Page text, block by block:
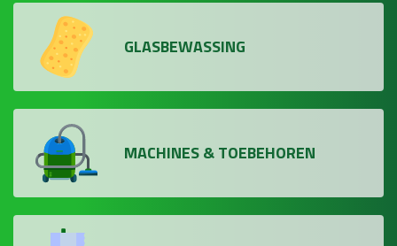
GLASBEWASSING
MACHINES & TOEBEHOREN